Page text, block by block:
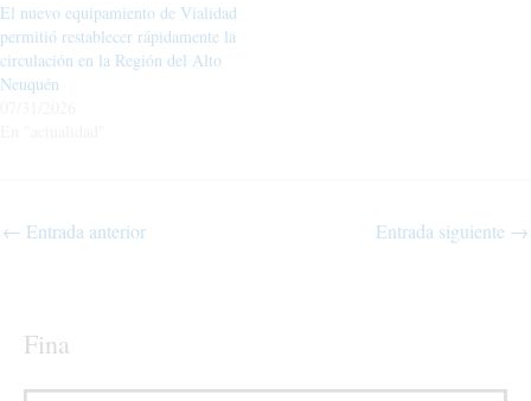
El nuevo equipamiento de Vialidad
permitió restablecer rápidamente la
circulación en la Región del Alto
Neuquén
← Entrada anterior Entrada siguiente →
Fina